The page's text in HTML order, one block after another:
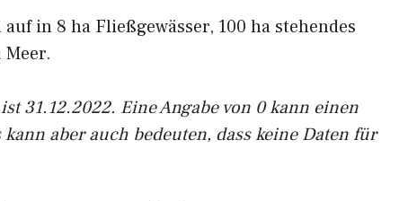
in 8 ha Fließgewässer, 100 ha stehendes
Meer.
31.12.2022. Eine Angabe von 0 kann einen
aber auch bedeuten, dass keine Daten für